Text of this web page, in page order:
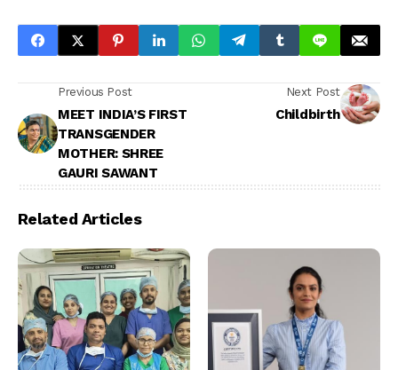
Previous Post
MEET INDIA’S FIRST
TRANSGENDER
MOTHER: SHREE
GAURI SAWANT
Next Post
Childbirth
Related Articles